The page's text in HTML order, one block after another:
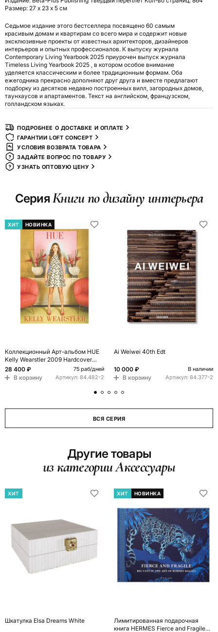
Размер: 27 х 23 х 5 см
Седьмое издание этого бестселлера посвящено 60 самым
красивым домам и квартирам со всего мира и содержит новые
эксклюзивные проекты от известных архитекторов, дизайнеров
интерьеров и опытных профессионалов. К выпуску журнала
Contemporary Living Yearbook 2025 приурочен выпуск журнала
Timeless Living Yearbook 2025 , в котором особое внимание
уделяется классическим и более традиционным формам. Оба
ежегодника прекрасно дополняют друг друга и вместе предлагают
подборку из десятков недавно построенных вилл, загородных домов,
таунхаусов и апартаментов. Текст на английском, французском,
голландском языках.
ПОДРОБНЕЕ О ДОСТАВКЕ И ОПЛАТЕ
ГАРАНТИИ LOFT CONCEPT
УСЛОВИЯ ВОЗВРАТА ТОВАРА
ЗАДАЙТЕ ВОПРОС ПО ТОВАРУ
УЗНАТЬ ОПТОВУЮ ЦЕНУ
СерияКниги по дизайну интерьера
ХИТ НОВИНКА
Коллекционный Арт-альбом HUE
Kelly Wearstler 2009 Hardcover
Interior Design 2009 Букинистика
28 400 ₽ 75 раб/дней
В корзину Артикул: 84.482-2
Ai Weiwei 40th Edt
10 000 ₽ В наличии
В корзину Артикул: 84.377-2
ВСЯ СЕРИЯ
Другие товары
из категории Аксессуары
ХИТ
Шкатулка Elsa Dreams White
ХИТ НОВИНКА
Лимитированная подарочная
книга HERMES Fierce and Fragile